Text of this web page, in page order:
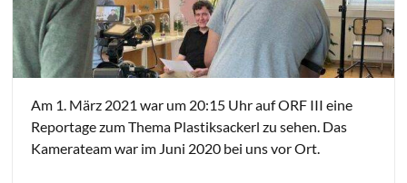
Am 1. März 2021 war um 20:15 Uhr auf ORF III eine
Reportage zum Thema Plastiksackerl zu sehen. Das
Kamerateam war im Juni 2020 bei uns vor Ort.